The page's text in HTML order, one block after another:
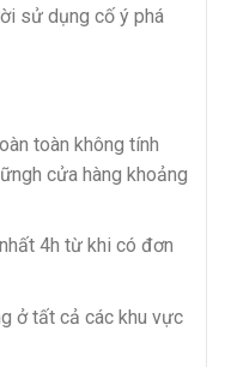
sử dụng cố ý phá
toàn không tính
cửa hàng khoảng
4h từ khi có đơn
ở tất cả các khu vực